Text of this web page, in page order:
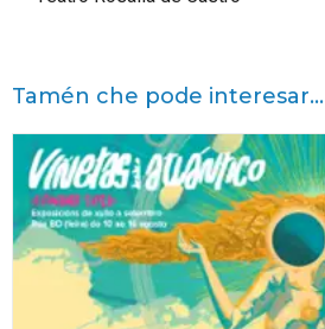
Tamén che pode interesar...